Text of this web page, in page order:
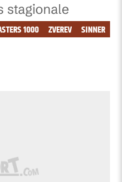
stagionale
SINNER
ZVEREV
1000